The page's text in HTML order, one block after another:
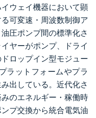
ウェイ機器において顕
可変速・周波数制御ア
圧ポンプ間の標準化さ
ヤーがポンプ、ドライ
ロップイン型モジュー
ラットフォームやプラ
出している。近代化さ
のエネルギー・稼働時
プ交換から統合電気油